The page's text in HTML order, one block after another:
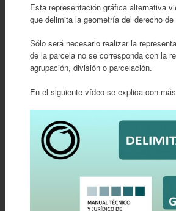
Esta representación gráfica alternativa
que delimita la geometría del derecho
Sólo será necesario realizar la
de la parcela no se corresponda con la
agrupación, división o parcelación.
En el siguiente vídeo se explica con